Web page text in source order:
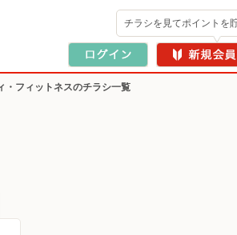
チラシを見てポイントを
・フィットネスのチラシ一覧